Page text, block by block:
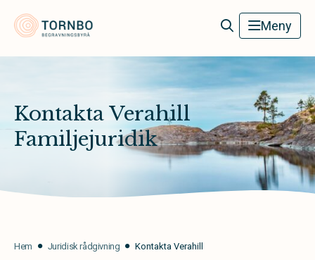
Tornbo Begravningsbyrå Meny
Kontakta Verahill
Familjejuridik
Hem Juridisk rådgivning Kontakta Verahill